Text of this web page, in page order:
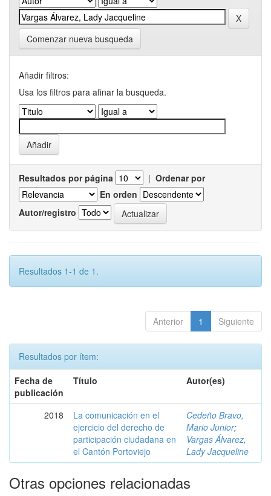
Comenzar nueva busqueda
Añadir filtros:
Usa los filtros para afinar la busqueda.
Resultados por página | Ordenar por
En orden
Autor/registro
Resultados 1-1 de 1.
Anterior 1 Siguiente
Resultados por ítem:
Fecha de
publicación
Título Autor(es)
2018
La comunicación en el
ejercicio del derecho de
participación ciudadana en
el Cantón Portoviejo
Cedeño Bravo,
Mario Junior;
Vargas Álvarez,
Lady Jacqueline
Otras opciones relacionadas